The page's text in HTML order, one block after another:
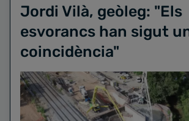
Jordi Vilà, geòleg: "Els
esvorancs han sigut
coincidència"